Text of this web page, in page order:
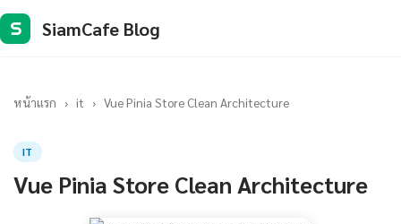
S SiamCafe Blog
หน้าแรก › it › Vue Pinia Store Clean Architecture
IT
Vue Pinia Store Clean Architecture